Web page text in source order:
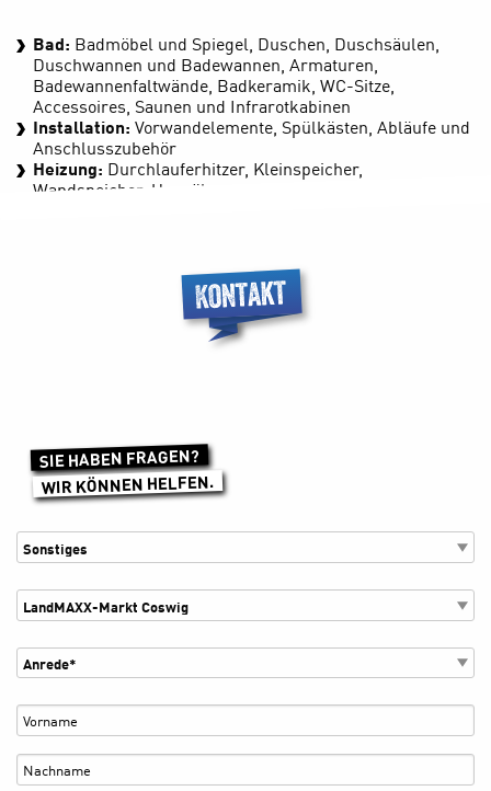
Bad: Badmöbel und Spiegel, Duschen, Duschsäulen,
Duschwannen und Badewannen, Armaturen,
Badewannenfaltwände, Badkeramik, WC-Sitze,
Accessoires, Saunen und Infrarotkabinen
Installation: Vorwandelemente, Spülkästen, Abläufe und
Anschlusszubehör
Heizung: Durchlauferhitzer, Kleinspeicher,
Wandspeicher, Umwälzpumpen, Kupferrohr und Fittings
SIE HABEN FRAGEN?
WIR KÖNNEN HELFEN.